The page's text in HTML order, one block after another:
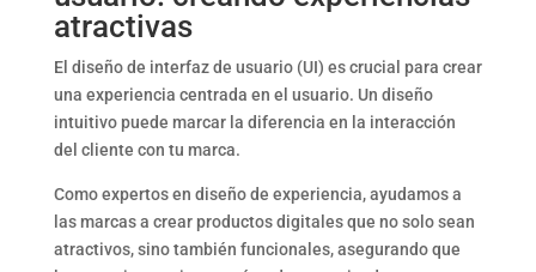
atractivas
El diseño de interfaz de usuario (UI) es crucial para crear
una experiencia centrada en el usuario. Un diseño
intuitivo puede marcar la diferencia en la interacción
del cliente con tu marca.
Como expertos en diseño de experiencia, ayudamos a
las marcas a crear productos digitales que no solo sean
atractivos, sino también funcionales, asegurando que